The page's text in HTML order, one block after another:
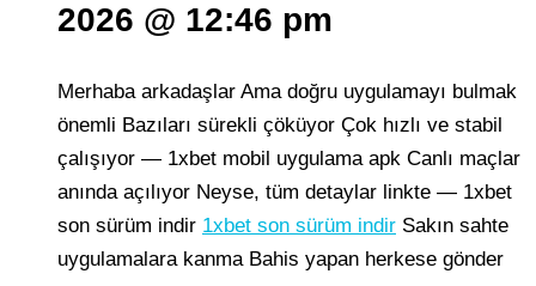
2026 @ 12:46 pm
Merhaba arkadaşlar Ama doğru uygulamayı bulmak
önemli Bazıları sürekli çöküyor Çok hızlı ve stabil
çalışıyor — 1xbet mobil uygulama apk Canlı maçlar
anında açılıyor Neyse, tüm detaylar linkte — 1xbet
son sürüm indir 1xbet son sürüm indir Sakın sahte
uygulamalara kanma Bahis yapan herkese gönder